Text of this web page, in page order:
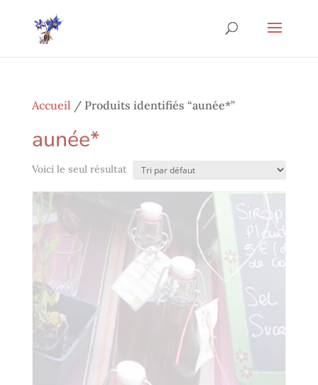
Accueil / Produits identifiés “aunée*”
aunée*
Voici le seul résultat